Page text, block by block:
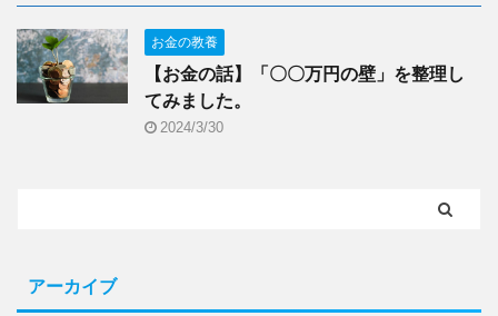
お金の教養
【お金の話】「〇〇万円の壁」を整理し
てみました。
2024/3/30
アーカイブ